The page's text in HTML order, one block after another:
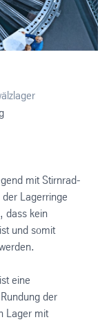
mit Stirnrad-
Lagerringe
dass kein
und somit
eine
der
Lager mit